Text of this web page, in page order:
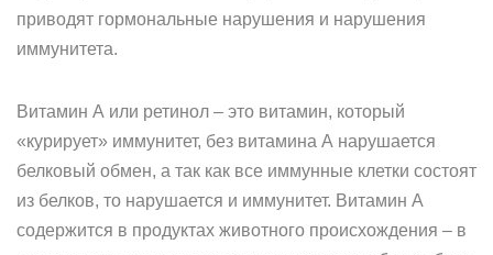
приводят гормональные нарушения и нарушения
иммунитета.
Витамин А или ретинол – это витамин, который
«курирует» иммунитет, без витамина А нарушается
белковый обмен, а так как все иммунные клетки состоят
из белков, то нарушается и иммунитет. Витамин А
содержится в продуктах животного происхождения – в